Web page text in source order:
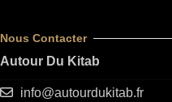
Nous Contacter
Autour Du Kitab
info@autourdukitab.fr